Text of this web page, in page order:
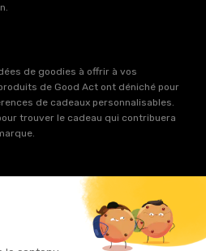
de goodies à offrir à vos
de Good Act ont déniché pour
de cadeaux personnalisables.
trouver le cadeau qui contribuera
en accord avec vos valeurs ? Ca
de produits présents sur Good Act
Europe.
Notre sélection RSEvous
parfait pour votre campagne de